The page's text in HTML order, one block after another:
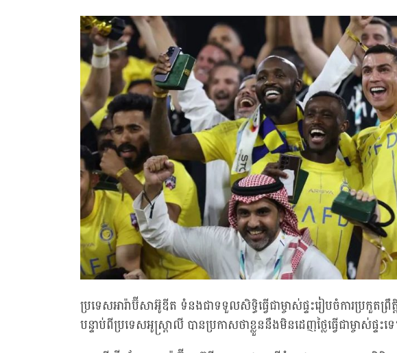
ប្រទេសអារ៉ាប៊ីសាអ៊ូឌីត ទំនងជាទទួលសិទ្ធិធ្វើជាម្ចាស់ផ្ទះរៀបចំការប្រកួត
បន្ទាប់ពីប្រទេសអូស្ត្រាលី បានប្រកាសថាខ្លួននឹងមិនដេញថ្លៃធ្វើជាម្ចាស់ផ្ទះទ